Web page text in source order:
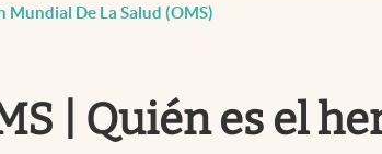
Mundial De La Salud (OMS)
| Quién es el